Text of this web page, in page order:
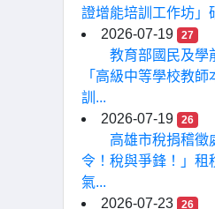
證增能培訓工作坊」
2026-07-19
27
教育部國民及學
「高級中等學校教
訓...
2026-07-19
26
高雄市稅捐稽徵
令！稅與爭鋒！」租
氣...
2026-07-23
26